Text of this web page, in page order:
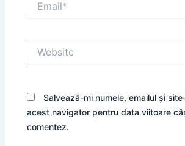
Salvează-mi numele, emailul și
acest navigator pentru data viitoare
comentez.